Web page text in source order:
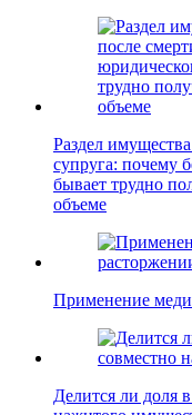
Раздел
супруга: почему
бывает трудно
объеме
Применение
Делится ли доля